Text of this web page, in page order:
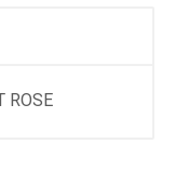
ROSE